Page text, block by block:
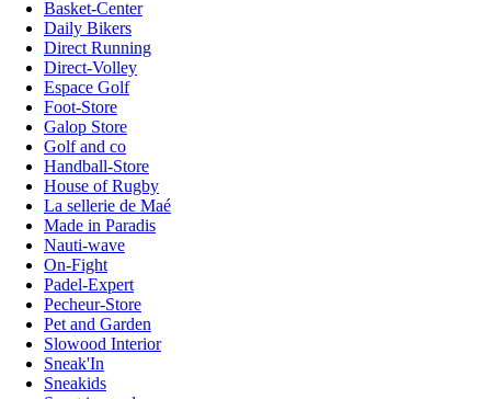
Basket-Center
Daily Bikers
Direct Running
Direct-Volley
Espace Golf
Foot-Store
Galop Store
Golf and co
Handball-Store
House of Rugby
La sellerie de Maé
Made in Paradis
Nauti-wave
On-Fight
Padel-Expert
Pecheur-Store
Pet and Garden
Slowood Interior
Sneak'In
Sneakids